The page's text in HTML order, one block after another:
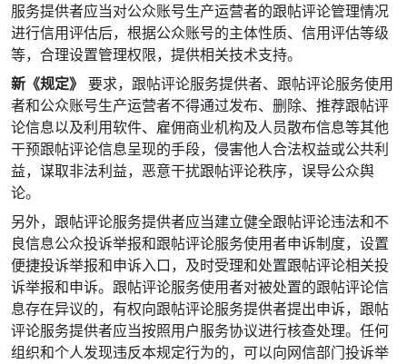
服务提供者应当对公众账号生产运营者的跟帖评论管理情况
进行信用评估后，根据公众账号的主体性质、信用评估等级
等，合理设置管理权限，提供相关技术支持。
新《规定》
要求，跟帖评论服务提供者、跟帖评论服务使用
者和公众账号生产运营者不得通过发布、删除、推荐跟帖评
论信息以及利用软件、雇佣商业机构及人员散布信息等其他
干预跟帖评论信息呈现的手段，侵害他人合法权益或公共利
益，谋取非法利益，恶意干扰跟帖评论秩序，误导公众舆
论。
另外，跟帖评论服务提供者应当建立健全跟帖评论违法和不
良信息公众投诉举报和跟帖评论服务使用者申诉制度，设置
便捷投诉举报和申诉入口，及时受理和处置跟帖评论相关投
诉举报和申诉。跟帖评论服务使用者对被处置的跟帖评论信
息存在异议的，有权向跟帖评论服务提供者提出申诉，跟帖
评论服务提供者应当按照用户服务协议进行核查处理。任何
组织和个人发现违反本规定行为的，可以向网信部门投诉举